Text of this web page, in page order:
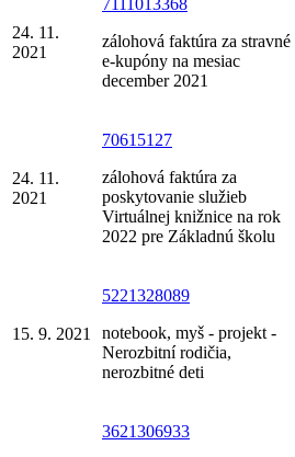
24. 11.
2021
zálohová faktúra za stravné
e-kupóny na mesiac
december 2021
24. 11.
2021
70615127
zálohová faktúra za
poskytovanie služieb
Virtuálnej knižnice na rok
2022 pre Základnú školu
15. 9. 2021
5221328089
notebook, myš - projekt -
Nerozbitní rodičia,
nerozbitné deti
3621306933